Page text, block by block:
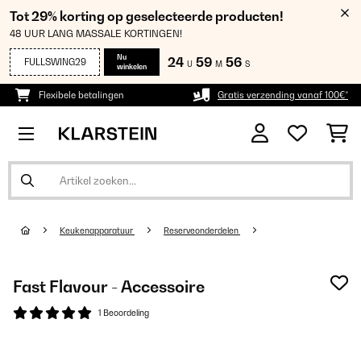
Tot 29% korting op geselecteerde producten!
48 UUR LANG MASSALE KORTINGEN!
FULLSWING29
Nu
winkelen
24 U 59 M 56 S
Flexibele betalingen Gratis verzending vanaf 100€*
Keukenapparatuur Reserveonderdelen
Fast Flavour - Accessoire
1 Beoordeling